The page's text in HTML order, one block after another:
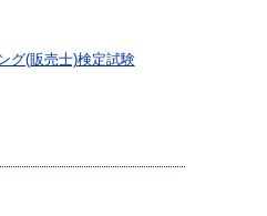
グ(販売士)検定試験